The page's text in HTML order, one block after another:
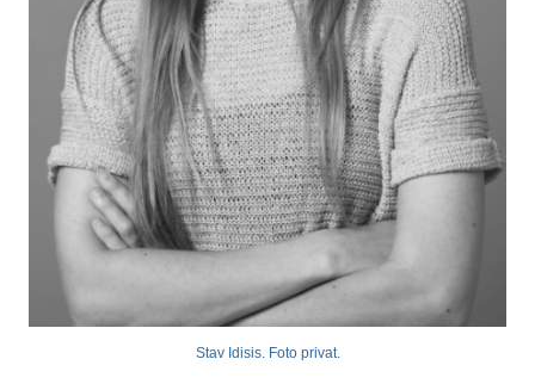
Stav Idisis. Foto privat.